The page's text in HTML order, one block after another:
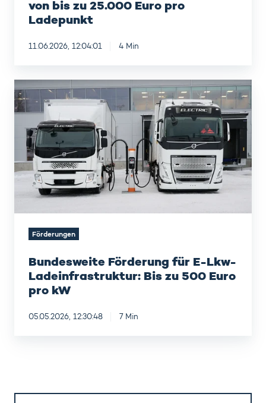
von bis zu 25.000 Euro pro
Ladepunkt
11.06.2026, 12:04:01 4 Min
Bundesweite
Förderung
für
Lkw-
Ladeinfrastruktur:
Bis
zu
pro
Förderungen
Bundesweite Förderung für E-Lkw-
Ladeinfrastruktur: Bis zu 500 Euro
pro kW
05.05.2026, 12:30:48 7 Min